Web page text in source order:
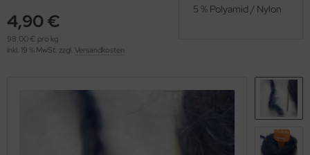
4,90 €
98,00 € pro kg
inkl. 19 % MwSt. zzgl. Versandkosten
5 % Polyamid / Nylon